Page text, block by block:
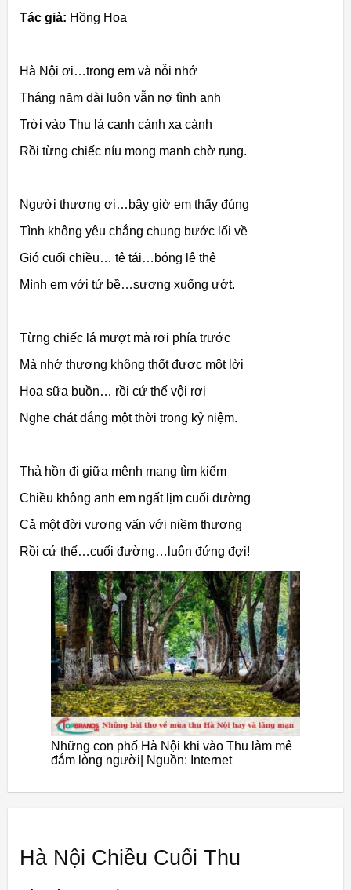
Tác giả: Hồng Hoa
Hà Nội ơi…trong em và nỗi nhớ
Tháng năm dài luôn vẫn nợ tình anh
Trời vào Thu lá canh cánh xa cành
Rồi từng chiếc níu mong manh chờ rụng.
Người thương ơi…bây giờ em thấy đúng
Tình không yêu chẳng chung bước lối về
Gió cuối chiều… tê tái…bóng lê thê
Mình em với tứ bề…sương xuống ướt.
Từng chiếc lá mượt mà rơi phía trước
Mà nhớ thương không thốt được một lời
Hoa sữa buồn… rồi cứ thế vội rơi
Nghe chát đắng một thời trong kỷ niệm.
Thả hồn đi giữa mênh mang tìm kiếm
Chiều không anh em ngất lịm cuối đường
Cả một đời vương vấn với niềm thương
Rồi cứ thế…cuối đường…luôn đứng đợi!
Những con phố Hà Nội khi vào Thu làm mê
đắm lòng người| Nguồn: Internet
Hà Nội Chiều Cuối Thu